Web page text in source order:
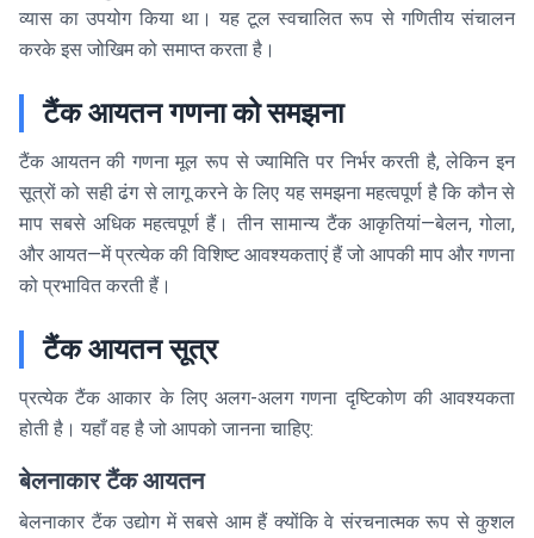
व्यास का उपयोग किया था। यह टूल स्वचालित रूप से गणितीय संचालन
करके इस जोखिम को समाप्त करता है।
टैंक आयतन गणना को समझना
टैंक आयतन की गणना मूल रूप से ज्यामिति पर निर्भर करती है, लेकिन इन
सूत्रों को सही ढंग से लागू करने के लिए यह समझना महत्वपूर्ण है कि कौन से
माप सबसे अधिक महत्वपूर्ण हैं। तीन सामान्य टैंक आकृतियां—बेलन, गोला,
और आयत—में प्रत्येक की विशिष्ट आवश्यकताएं हैं जो आपकी माप और गणना
को प्रभावित करती हैं।
टैंक आयतन सूत्र
प्रत्येक टैंक आकार के लिए अलग-अलग गणना दृष्टिकोण की आवश्यकता
होती है। यहाँ वह है जो आपको जानना चाहिए:
बेलनाकार टैंक आयतन
बेलनाकार टैंक उद्योग में सबसे आम हैं क्योंकि वे संरचनात्मक रूप से कुशल